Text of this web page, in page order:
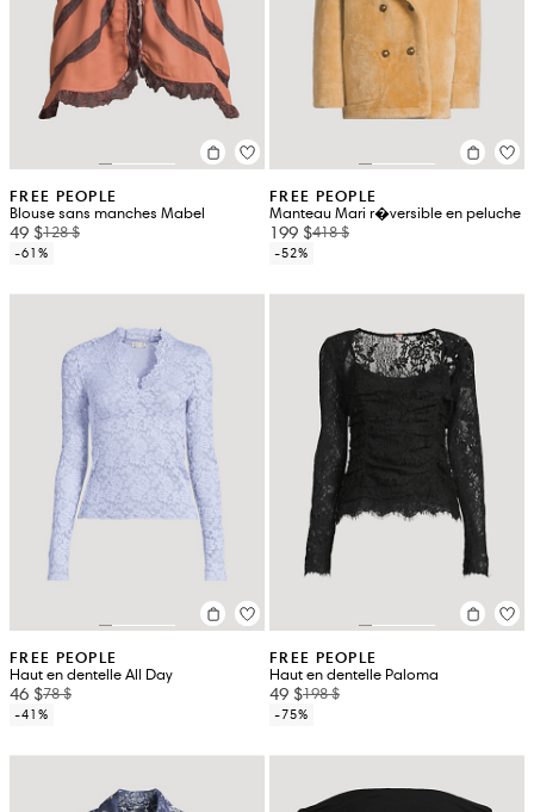
FREE PEOPLE
Blouse sans manches Mabel
49 $128 $
-61%
FREE PEOPLE
Manteau Mari r�versible en peluche
199 $418 $
-52%
FREE PEOPLE
Haut en dentelle All Day
46 $78 $
-41%
FREE PEOPLE
Haut en dentelle Paloma
49 $198 $
-75%